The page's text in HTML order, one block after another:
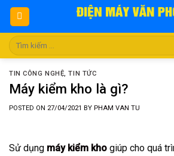
Skip
content
Tìm
kiếm:
TIN CÔNG NGHỆ,TIN TỨC
Máy kiểm kho là gì?
POSTED ON 27/04/2021 BY PHAM VAN TU
Sử dụng máy kiểm kho giúp cho quá